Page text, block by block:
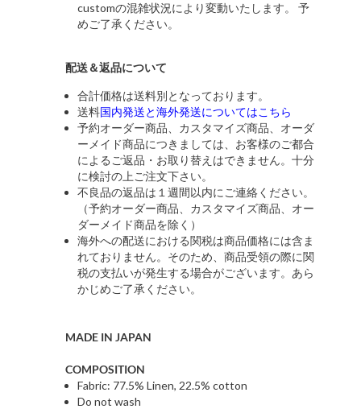
customの混雑状況により変動いたします。 予
めご了承ください。
配送＆返品について
合計価格は送料別となっております。
送料国内発送と海外発送についてはこちら
予約オーダー商品、カスタマイズ商品、オーダ
ーメイド商品につきましては、お客様のご都合
によるご返品・お取り替えはできません。十分
に検討の上ご注文下さい。
不良品の返品は１週間以内にご連絡ください。
（予約オーダー商品、カスタマイズ商品、オー
ダーメイド商品を除く）
海外への配送における関税は商品価格には含ま
れておりません。そのため、商品受領の際に関
税の支払いが発生する場合がございます。あら
かじめご了承ください。
MADE IN JAPAN
COMPOSITION
Fabric: 77.5% Linen, 22.5% cotton
Do not wash